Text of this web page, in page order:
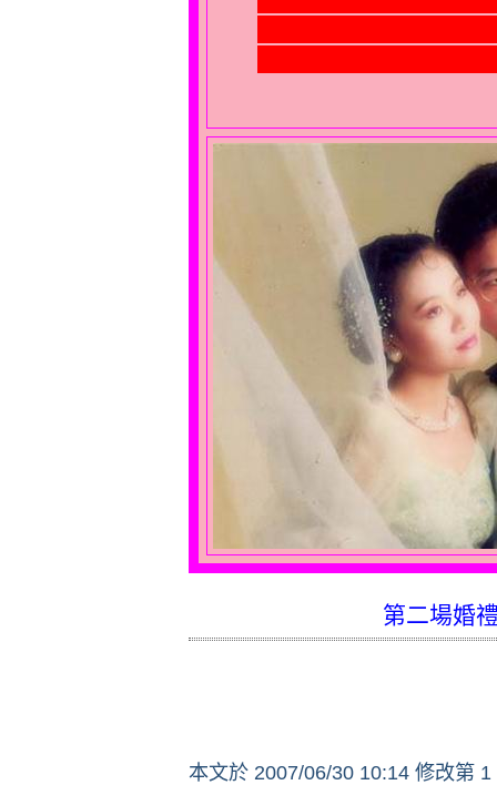
第二場婚
本文於 2007/06/30 10:14 修改第 1